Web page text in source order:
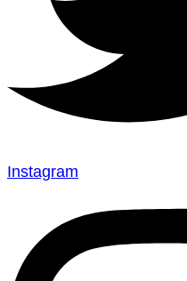
Instagram